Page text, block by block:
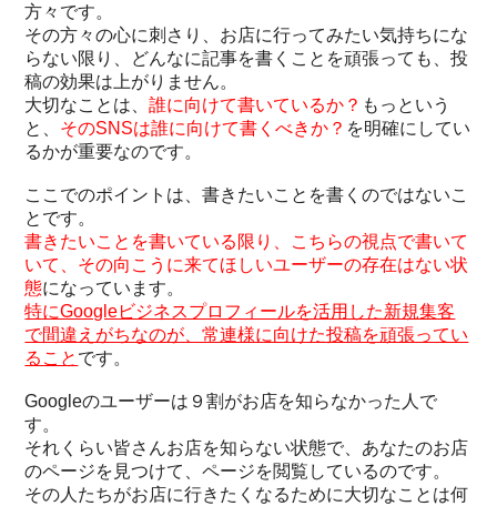
方々です。
その方々の心に刺さり、お店に行ってみたい気持ちにな
らない限り、どんなに記事を書くことを頑張っても、投
稿の効果は上がりません。
大切なことは、誰に向けて書いているか？ もっという
と、 そのSNSは誰に向けて書くべきか？ を明確にしてい
るかが重要なのです。
ここでのポイントは、書きたいことを書くのではないこ
とです。
書きたいことを書いている限り、こちらの視点で書いて
いて、その向こうに来てほしいユーザーの存在はない状
態になっています。
特にGoogleビジネスプロフィールを活用した新規集客
で間違えがちなのが、常連様に向けた投稿を頑張ってい
ること です。
Googleのユーザーは９割がお店を知らなかった人で
す。
それくらい皆さんお店を知らない状態で、あなたのお店
のページを見つけて、ページを閲覧しているのです。
その人たちがお店に行きたくなるために大切なことは何